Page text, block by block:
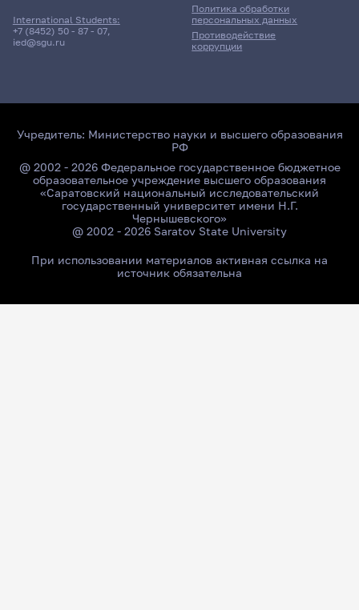
International Students:
+7 (8452) 50 - 87 - 07,
ied@sgu.ru
Политика обработки
персональных данных
Противодействие
коррупции
Учредитель: Министерство науки и высшего образования
РФ
@ 2002 - 2026 Федеральное государственное бюджетное
образовательное учреждение высшего образования
«Саратовский национальный исследовательский
государственный университет имени Н.Г.
Чернышевского»
@ 2002 - 2026 Saratov State University
При использовании материалов активная ссылка на
источник обязательна